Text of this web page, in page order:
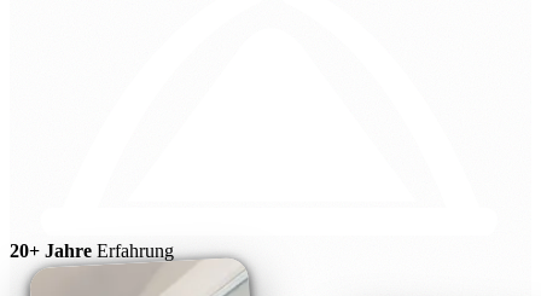
20+ Jahre Erfahrung